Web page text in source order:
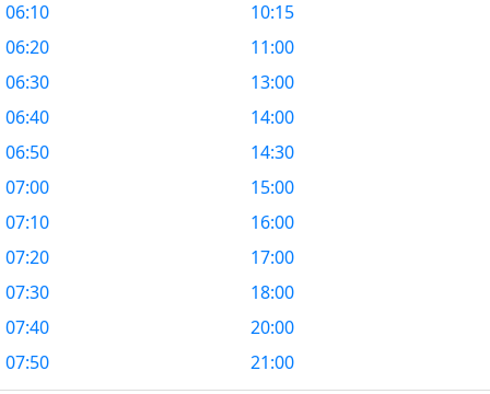
06:10
06:20
06:30
06:40
06:50
07:00
07:10
07:20
07:30
07:40
07:50
10:15
11:00
13:00
14:00
14:30
15:00
16:00
17:00
18:00
20:00
21:00